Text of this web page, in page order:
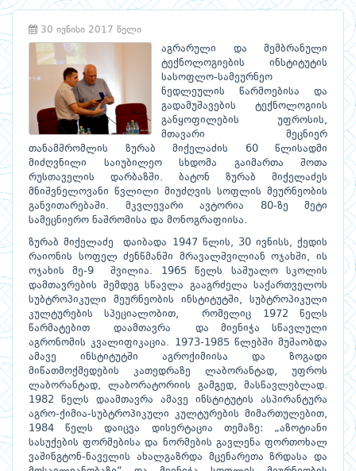
30 ივნისი 2017 წელი
აგრარული და მემბრანული
ტექნოლოგიების ინსტიტუტის
სასოფლო-სამეურნეო
ნედლეულის წარმოებისა და
გადამუშავების ტექნოლოგიის
განყოფილების უფროსის,
მთავარი მეცნიერ
თანამშრომლის ზურაბ მიქელაძის 60 წლისადმი
მიძღვნილი საიუბილეო სხდომა გაიმართა შოთა
რუსთაველის დარბაზში. ბატონ ზურაბ მიქელაძეს
მნიშვნელოვანი წვლილი მიუძღვის სოფლის მეურნეობის
განვითარებაში. მკვლევარი ავტორია 80-ზე მეტი
სამეცნიერო ნაშრომისა და მონოგრაფიისა.
ზურაბ მიქელაძე დაიბადა 1947 წლის, 30 ივნისს, ქედის
რაიონის სოფელ ძენწმანში მრავალშვილიან ოჯახში, ის
ოჯახის მე-9 შვილია. 1965 წელს საშუალო სკოლის
დამთავრების შემდეგ სწავლა გააგრძელა საქართველოს
სუბტროპიკული მეურნეობის ინსტიტუტში, სუბტროპიკული
კულტურების სპეციალობით, რომელიც 1972 წელს
წარმატებით დაამთავრა და მიენიჭა სწავლული
აგრონომის კვალიფიკაცია. 1973-1985 წლებში მუშაობდა
ამავე ინსტიტუტში აგროქიმიისა და ზოგადი
მიწათმოქმედების კათედრაზე ლაბორანტად, უფროს
ლაბორანტად, ლაბორატორიის გამგედ, მასწავლებლად.
1982 წელს დაამთავრა ამავე ინსტიტუტის ასპირანტურა
აგრო-ქიმია-სუბტროპიკული კულტურების მიმართულებით,
1984 წელს დაიცვა დისერტაცია თემაზე: „აზოტიანი
სასუქების ფორმებისა და ნორმების გავლენა ფორთოხალ
ვაშინგტონ-ნაველის ახალგაზრდა მცენარეთა ზრდასა და